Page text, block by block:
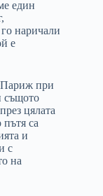
един
наричали
е
Париж при
същото
цялата
са
и
с
на